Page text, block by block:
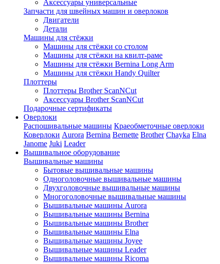
Аксессуары универсальные
Запчасти для швейных машин и оверлоков
Двигатели
Детали
Машины для стёжки
Машины для стёжки со столом
Машины для стёжки на квилт-раме
Машины для стёжки Bernina Long Arm
Машины для стёжки Handy Quilter
Плоттеры
Плоттеры Brother ScanNCut
Аксессуары Brother ScanNCut
Подарочные сертификаты
Оверлоки
Распошивальные машины Краеобметочные оверлоки
Коверлоки Aurora Bernina Bernette Brother Chayka Elna
Janome Juki Leader
Вышивальное оборудование
Вышивальные машины
Бытовые вышивальные машины
Одноголовочные вышивальные машины
Двухголовочные вышивальные машины
Многоголовочные вышивальные машины
Вышивальные машины Aurora
Вышивальные машины Bernina
Вышивальные машины Brother
Вышивальные машины Elna
Вышивальные машины Joyee
Вышивальные машины Leader
Вышивальные машины Ricoma